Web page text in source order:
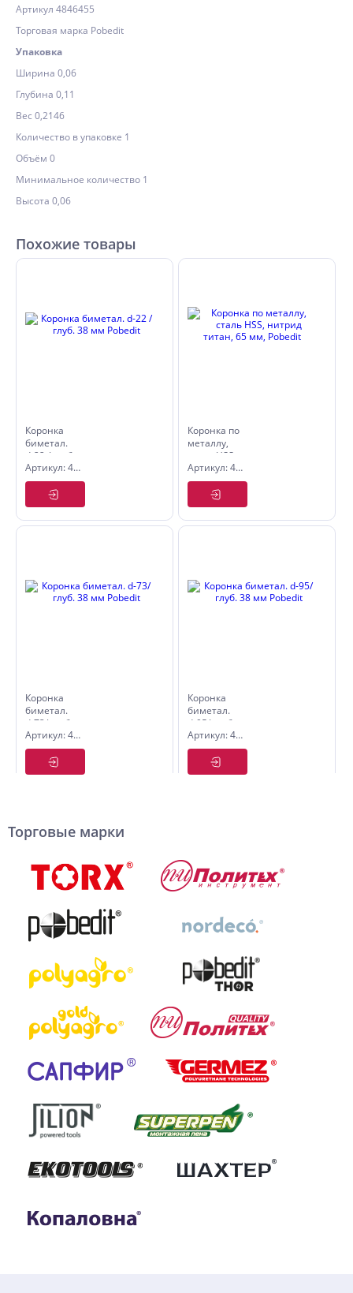
Артикул 4846455
Торговая марка Pobedit
Упаковка
Ширина 0,06
Глубина 0,11
Вес 0,2146
Количество в упаковке 1
Объём 0
Минимальное количество 1
Высота 0,06
Похожие товары
Коронка
биметал.
d-22 / глуб.
38 мм
Pobedit
Артикул: 4850022
Коронка по
металлу,
сталь HSS,
нитрид
титан, 65
мм, Pobedit
Артикул: 4846465
Коронка
биметал.
d-73/ глуб.
38 мм
Pobedit
Артикул: 4850073
Коронка
биметал.
d-95/ глуб.
38 мм
Pobedit
Артикул: 4850095
Торговые марки